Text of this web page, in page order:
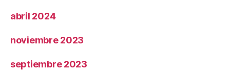
abril 2024
noviembre 2023
septiembre 2023